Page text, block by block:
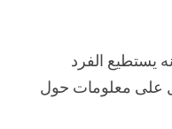
يستطيع الفرد
933 للحصول على معلومات حول